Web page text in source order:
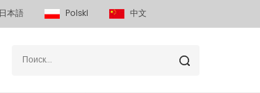
日本語 Polski 中文